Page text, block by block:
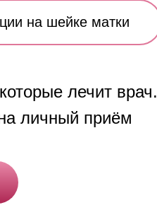
на шейке матки
лечит врач.
личный приём